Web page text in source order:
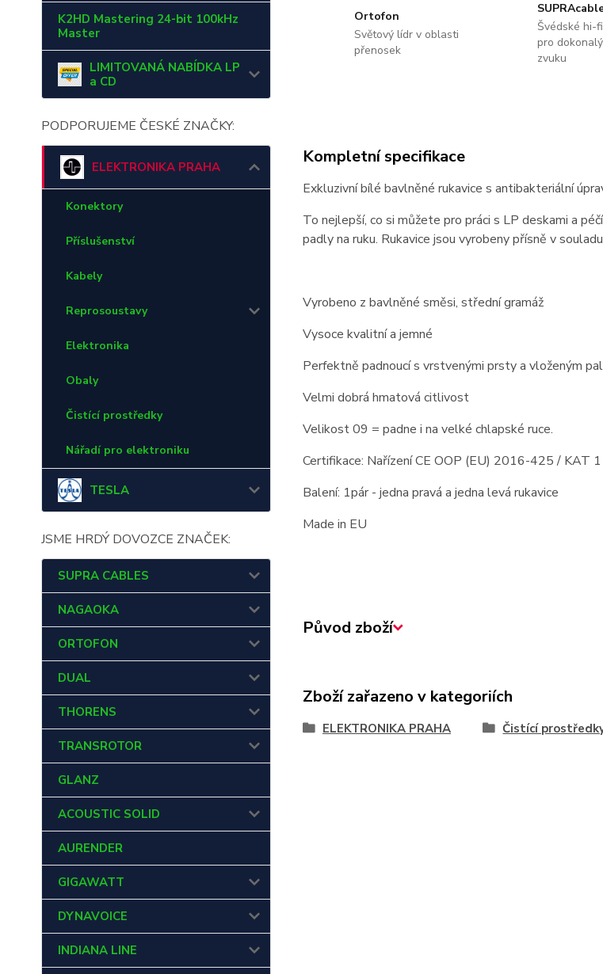
K2HD Mastering 24-bit 100kHz
Master
LIMITOVANÁ NABÍDKA LP
a CD
PODPORUJEME ČESKÉ ZNAČKY:
ELEKTRONIKA PRAHA
Konektory
Příslušenství
Kabely
Reprosoustavy
Elektronika
Obaly
Čistící prostředky
Nářadí pro elektroniku
TESLA
JSME HRDÝ DOVOZCE ZNAČEK:
SUPRA CABLES
NAGAOKA
ORTOFON
DUAL
THORENS
TRANSROTOR
GLANZ
ACOUSTIC SOLID
AURENDER
GIGAWATT
DYNAVOICE
INDIANA LINE
Ortofon
Světový lídr v oblasti
přenosek
Švédské hi-
pro
zvuku
Kompletní specifikace
Exkluzivní bílé bavlněné rukavice s antibakteriální
To nejlepší, co si můžete pro práci s LP deskami a
padly na ruku. Rukavice jsou vyrobeny přísně v
Vyrobeno z bavlněné směsi, střední gramáž
Vysoce kvalitní a jemné
Perfektně padnoucí s vrstvenými prsty a vloženým
Velmi dobrá hmatová citlivost
Velikost 09 = padne i na velké chlapské ruce.
Certifikace: Nařízení CE OOP (EU) 2016-425 / KAT
Balení: 1pár - jedna pravá a jedna levá rukavice
Made in EU
Původ zboží
Zboží zařazeno v kategoriích
ELEKTRONIKA PRAHA Čistící